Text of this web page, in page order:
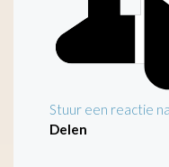
Stuur een reactie
Delen